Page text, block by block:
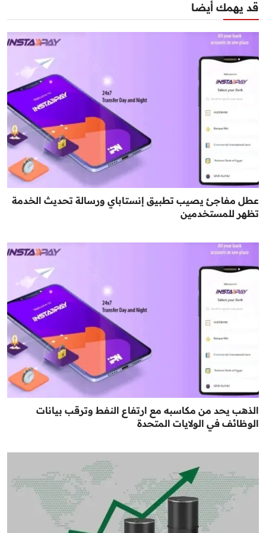
قد يهمك أيضا
عطل مفاجئ يصيب تطبيق إنستاباي ورسالة تحديث الخدمة
تظهر للمستخدمين
الذهب يحد من مكاسبه مع ارتفاع النفط وترقب بيانات
الوظائف في الولايات المتحدة